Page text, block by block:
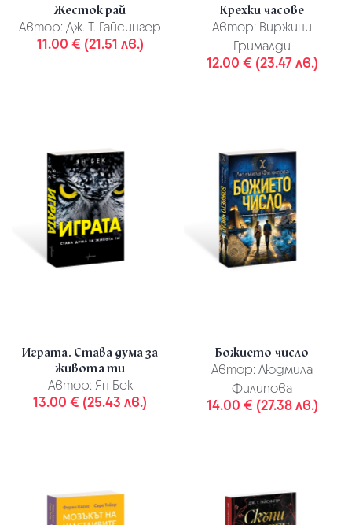
Жесток рай
Автор: Дж. Т. Гайсингер
11.00 € (21.51 лв.)
Крехки часове
Автор: Виржини
Грималди
12.00 € (23.47 лв.)
Играта. Става дума за
живота ти
Автор: Ян Бек
13.00 € (25.43 лв.)
Божието число
Автор: Людмила
Филипова
14.00 € (27.38 лв.)